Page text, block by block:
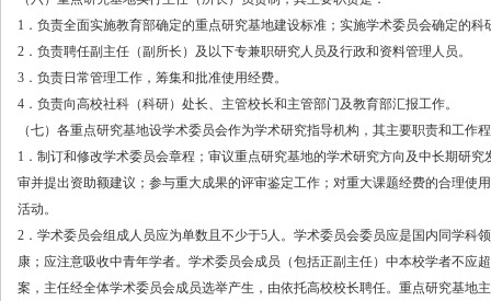
1．负责全面实施教育部确定的重点研究基地建设标准；实施学术委员会确定的
2．负责聘任副主任（副所长）及以下专兼职研究人员及行政和资料管理人员。
3．负责日常管理工作，筹集和批准使用经费。
4．负责向高校社科（科研）处长、主管校长和主管部门及教育部汇报工作。
（七）各重点研究基地设学术委员会作为学术研究指导机构，其主要职责和工作
1．制订和修改学术委员会章程；审议重点研究基地的学术研究方向及中长期研
审并提出资助额建议；参与重大成果的评审鉴定工作；对重大课题经费的合理使
活动。
2．学术委员会组成人员应为单数且不少于5人。学术委员会委员应是国内同学科
康；应注意吸收中青年学者。学术委员会成员（包括正副主任）中本校学者不应
案，主任经全体学术委员会成员选举产生，由依托高校校长聘任。重点研究基地